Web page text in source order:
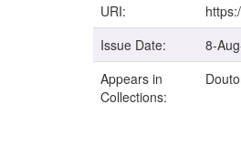
URI:
Issue Date:
8-
Appears in
Collections: